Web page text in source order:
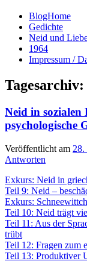
BlogHome
Gedichte
Neid und
1964
Impressum /
Tagesarchiv:
Neid in
psychologische
Veröffentlicht am 28.
Antworten
Exkurs: Neid in
Teil 9: Neid –
Exkurs:
Teil 10: Neid trägt
Teil 11: Aus der
trübt
Teil 12: Fragen zum
Teil 13: Produktiver